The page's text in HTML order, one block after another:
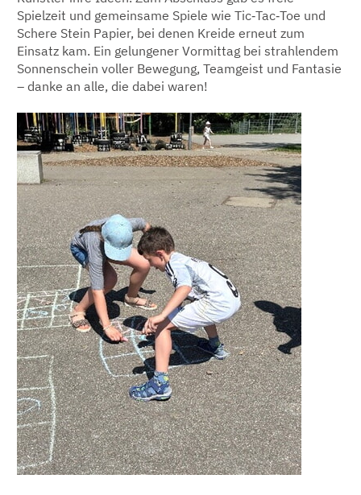
Spielzeit und gemeinsame Spiele wie Tic‑Tac‑Toe und
Schere Stein Papier, bei denen Kreide erneut zum
Einsatz kam. Ein gelungener Vormittag bei strahlendem
Sonnenschein voller Bewegung, Teamgeist und Fantasie
– danke an alle, die dabei waren!